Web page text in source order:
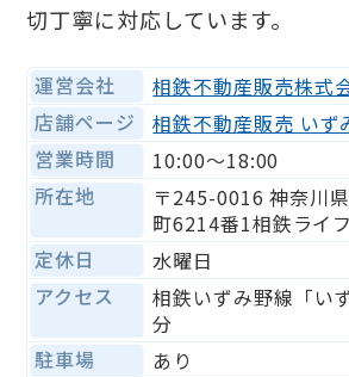
切丁寧に対応しています。
運営会社
相鉄不動産販売株式
店舗ページ
相鉄不動産販売 いず
営業時間
10:00〜18:00
所在地
〒245-0016 神奈川
町6214番1相鉄ライ
定休日
水曜日
アクセス
相鉄いずみ野線「い
分
駐車場
あり